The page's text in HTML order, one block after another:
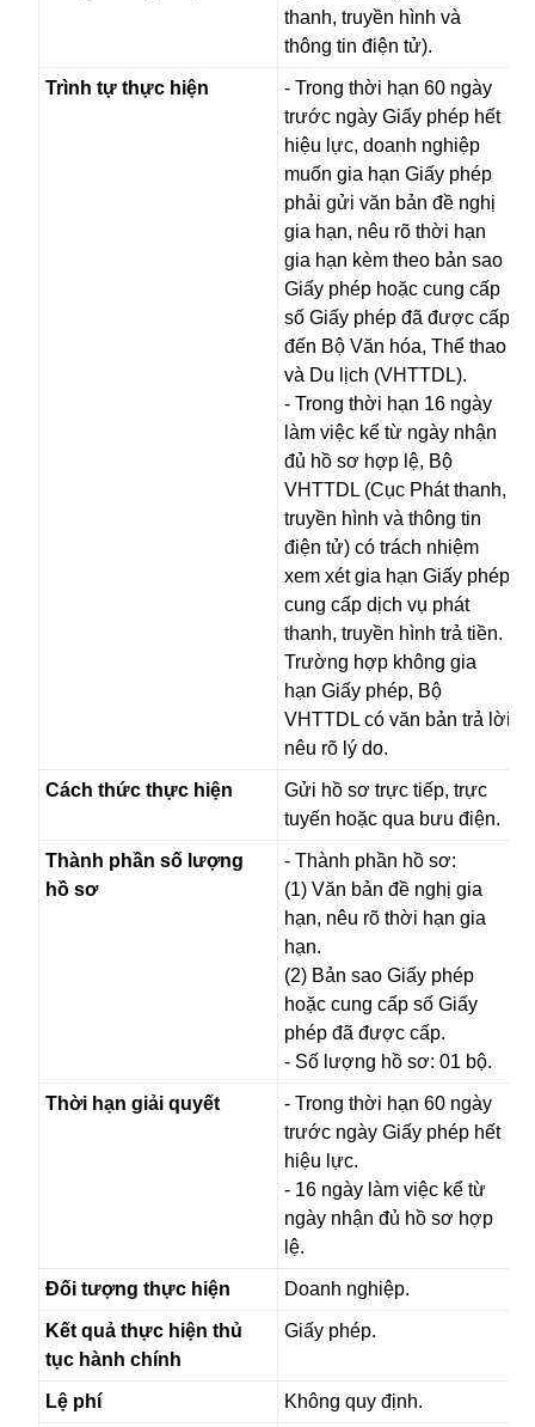
thanh, truyền hình và
thông tin điện tử).
Trình tự thực hiện
- Trong thời hạn 60 ngày
trước ngày Giấy phép hết
hiệu lực, doanh nghiệp
muốn gia hạn Giấy phép
phải gửi văn bản đề nghị
gia hạn, nêu rõ thời hạn
gia hạn kèm theo bản sao
Giấy phép hoặc cung cấp
số Giấy phép đã được cấp
đến Bộ Văn hóa, Thể thao
và Du lịch (VHTTDL).
- Trong thời hạn 16 ngày
làm việc kể từ ngày nhận
đủ hồ sơ hợp lệ, Bộ
VHTTDL (Cục Phát thanh,
truyền hình và thông tin
điện tử) có trách nhiệm
xem xét gia hạn Giấy phép
cung cấp dịch vụ phát
thanh, truyền hình trả tiền.
Trường hợp không gia
hạn Giấy phép, Bộ
VHTTDL có văn bản trả lời
nêu rõ lý do.
Cách thức thực hiện
Gửi hồ sơ trực tiếp, trực
tuyến hoặc qua bưu điện.
Thành phần số lượng
hồ sơ
- Thành phần hồ sơ:
(1) Văn bản đề nghị gia
hạn, nêu rõ thời hạn gia
hạn.
(2) Bản sao Giấy phép
hoặc cung cấp số Giấy
phép đã được cấp.
- Số lượng hồ sơ: 01 bộ.
Thời hạn giải quyết
- Trong thời hạn 60 ngày
trước ngày Giấy phép hết
hiệu lực.
- 16 ngày làm việc kể từ
ngày nhận đủ hồ sơ hợp
lệ.
Đối tượng thực hiện Doanh nghiệp.
Kết quả thực hiện thủ
tục hành chính
Giấy phép.
Lệ phí Không quy định.